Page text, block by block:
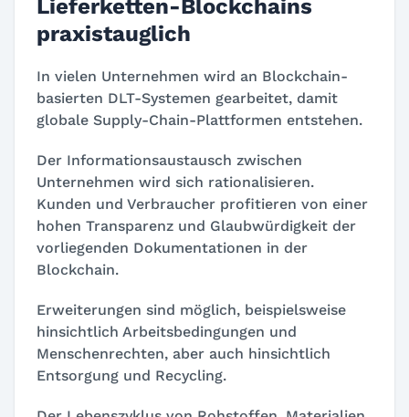
Lieferketten-Blockchains
praxistauglich
In vielen Unternehmen wird an Blockchain-
basierten DLT-Systemen gearbeitet, damit
globale Supply-Chain-Plattformen entstehen.
Der Informationsaustausch zwischen
Unternehmen wird sich rationalisieren.
Kunden und Verbraucher profitieren von einer
hohen Transparenz und Glaubwürdigkeit der
vorliegenden Dokumentationen in der
Blockchain.
Erweiterungen sind möglich, beispielsweise
hinsichtlich Arbeitsbedingungen und
Menschenrechten, aber auch hinsichtlich
Entsorgung und Recycling.